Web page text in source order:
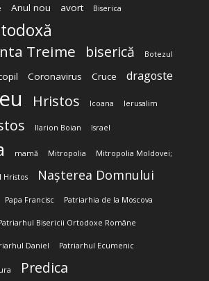
Anul nou avort Biserica
Treime biserică Botezul
Coronavirus Cruce dragoste
Hristos Icoana Ierusalim
Ilarion Boian Israel
mamă Mitropolia Mitropolia Moldovei;
Nașterea Domnului
Papa Francisc Patriarhia de la Moscova
Bisericii Ortodoxe Române
Daniel Patriarhul Ecumenic
Predica